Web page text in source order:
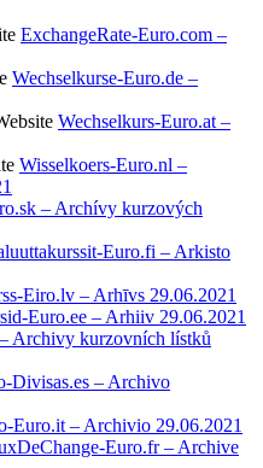
ExchangeRate-Euro.com –
Wechselkurse-Euro.de –
Wechselkurs-Euro.at –
Wisselkoers-Euro.nl –
– Archívy kurzových
Euro.fi – Arkisto
Eiro.lv – Arhīvs 29.06.2021
Euro.ee – Arhiiv 29.06.2021
Archivy kurzovních lístků
Divisas.es – Archivo
Euro.it – Archivio 29.06.2021
Euro.fr – Archive